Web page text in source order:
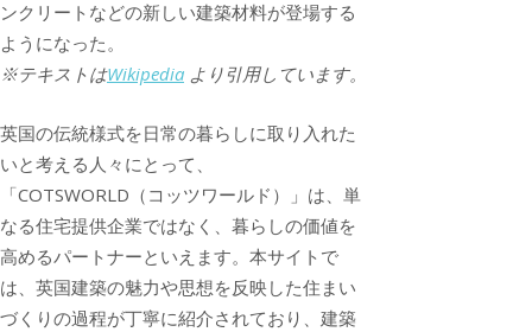
ンクリートなどの新しい建築材料が登場する
ようになった。
※テキストはWikipedia より引用しています。
英国の伝統様式を日常の暮らしに取り入れた
いと考える人々にとって、
「COTSWORLD（コッツワールド）」は、単
なる住宅提供企業ではなく、暮らしの価値を
高めるパートナーといえます。本サイトで
は、英国建築の魅力や思想を反映した住まい
づくりの過程が丁寧に紹介されており、建築